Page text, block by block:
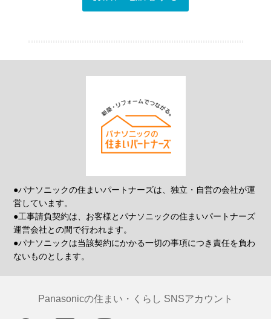
●パナソニックの住まいパートナーズは、独立・自営の会社が運
営しています。
●工事請負契約は、お客様とパナソニックの住まいパートナーズ
運営会社との間で行われます。
●パナソニックは当該契約にかかる一切の事項につき責任を負わ
ないものとします。
Panasonicの住まい・くらし SNSアカウント